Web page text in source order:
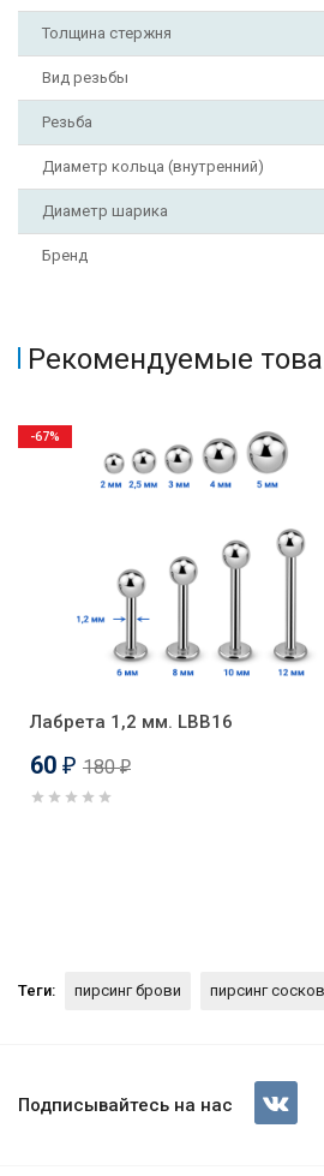
Толщина стержня
Вид резьбы
Резьба
Диаметр кольца (внутренний)
Диаметр шарика
Бренд
Рекомендуемые
Лабрета 1,2 мм. LBB16
60 ₽ 180₽
-67%
Теги: пирсинг брови пирсинг сосков
Циркуляр 1,2
Подписывайтесь на нас